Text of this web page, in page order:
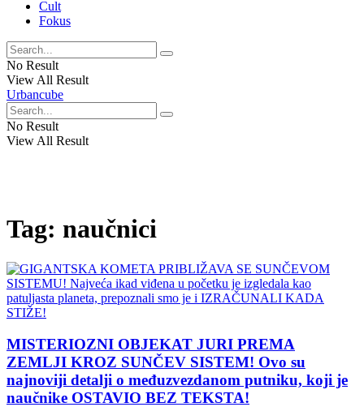
Cult
Fokus
No Result
View All Result
Urbancube
No Result
View All Result
Tag: naučnici
MISTERIOZNI OBJEKAT JURI PREMA
ZEMLJI KROZ SUNČEV SISTEM! Ovo su
najnoviji detalji o međuzvezdanom putniku, koji je
naučnike OSTAVIO BEZ TEKSTA!